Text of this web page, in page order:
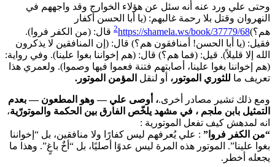
وحتى علي ورد عنه أنه سئل عن هؤلاء الخوارج وقد واجههم في
النهروان وقتل بلا رحمة غالبهم: (يا أبا الحسن أكفار
هم؟)
2https://shamela.ws/book/37779/68
قال: (من الكفر فروا).
فقيل: (يا أبا الحسن! أمنافقون هم؟) قال: (إن المنافقين لا يذكرون
الله إلا قليلاً). قيل: (فما هم؟) قال: (هم إخواننا بغوا علينا). وفي رواية:
(هم إخواننا بغوا علينا، أصابتهم فتنة فعموا فيها وصموا). ولعمري هذا
تعريف ما للثوري الموتور، أو لنقل المؤمن الموتور.
ومع ذلك تشير مصادر أخرى.، أوصى علي — وهو المطعون — بعدم
التمثيل بابن ملجم ، في مشهد يلخّص الفارق بين الحكمة والموتورّية،
انه لمدهش كيف تفعل الموتورية :
“من الكفر فروا” : علي يُعرفهم ليس كفارًا ولا منافقين، بل “إخواننا
بغوا علينا”. الموتور هذه المرة ليس عدوًا أصليًا، بل “أخٌ باغٍ”. وهذا ما
يجعله أخطر.